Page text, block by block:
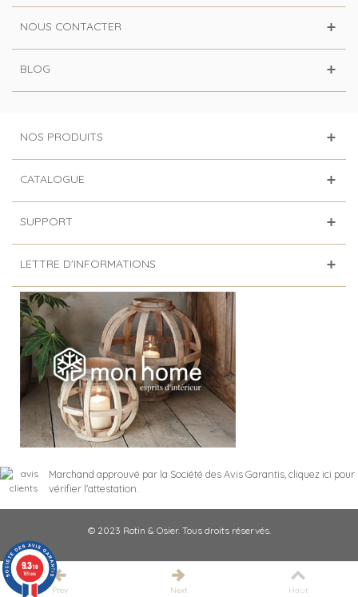
NOUS CONTACTER
BLOG
NOS PRODUITS
CATALOGUE
SUPPORT
LETTRE D'INFORMATIONS
Marchand approuvé par la Société des Avis Garantis, cliquez ici pour
vérifier l'attestation
© 2023 Rotin & Osier. Tous droits réservés.
Prev Next Haut
9.3/10
189 avis